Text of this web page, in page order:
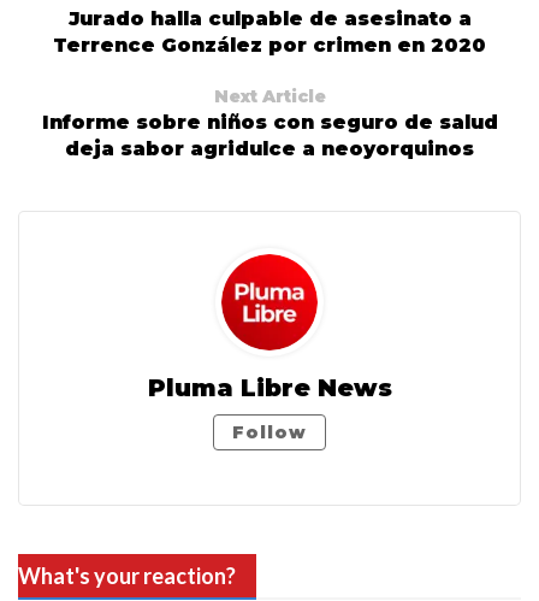
Jurado halla culpable de asesinato a
Terrence González por crimen en 2020
Next Article
Informe sobre niños con seguro de salud
deja sabor agridulce a neoyorquinos
Pluma Libre News
Follow
What's your reaction?